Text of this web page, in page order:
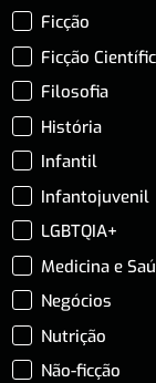
Ficção
Ficção
Filosofia
História
Infantil
Infantojuvenil
LGBTQIA+
Medicina e
Negócios
Nutrição
Não-ficção